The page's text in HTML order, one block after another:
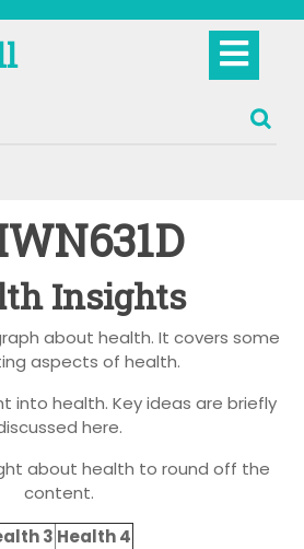
Insights
about health. It covers some
aspects of health.
into health. Key ideas are briefly
here.
about health to round off the
content.
3 Health 4